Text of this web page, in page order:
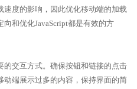
速度的影响，因此优化移动端的加载
和优化JavaScript都是有效的方
的交互方式。确保按钮和链接的点击
动端展示过多的内容，保持界面的简